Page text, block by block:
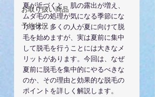
お取り扱い商品
予約状況
夏が近づくと、肌の露出が増え、
ムダ毛の処理が気になる季節にな
ります。多くの人が夏に向けて脱
毛を始めますが、実は夏前に集中
して脱毛を行うことには大きなメ
リットがあります。今回は、なぜ
夏前に脱毛を集中的にやるべきな
のか、その理由と効果的な脱毛の
ポイントを詳しく解説します。